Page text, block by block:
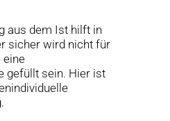
aus dem Ist hilft in
sicher wird nicht für
eine
gefüllt sein. Hier ist